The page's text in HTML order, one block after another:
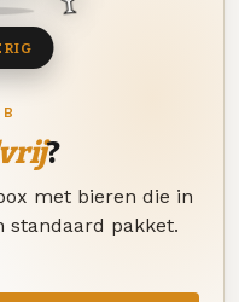
?
met bieren die in
standaard pakket.